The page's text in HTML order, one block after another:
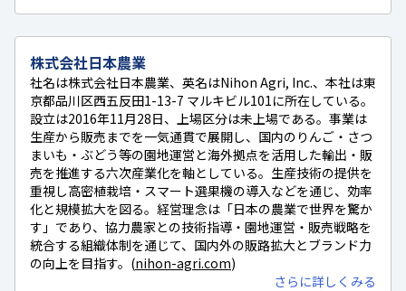
株式会社日本農業
社名は株式会社日本農業、英名はNihon Agri, Inc.、本社は東
京都品川区西五反田1-13-7 マルキビル101に所在している。
設立は2016年11月28日、上場区分は未上場である。事業は
生産から販売までを一気通貫で展開し、国内のりんご・さつ
まいも・ぶどう等の園地運営と海外拠点を活用した輸出・販
売を推進する六次産業化を軸としている。生産技術の提供を
重視し高密植栽培・スマート選果機の導入などを通じ、効率
化と規模拡大を図る。経営理念は「日本の農業で世界を驚か
す」であり、協力農家との技術指導・園地運営・販売戦略を
統合する組織体制を通じて、国内外の販路拡大とブランド力
の向上を目指す。(nihon-agri.com)
さらに詳しくみる